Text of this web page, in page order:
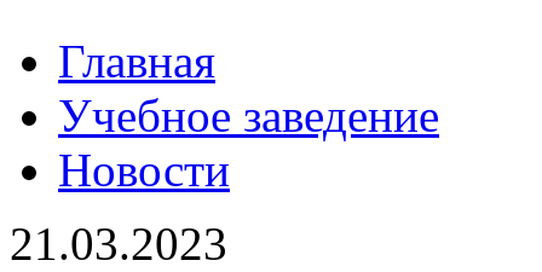
Главная
Учебное заведение
Новости
21.03.2023